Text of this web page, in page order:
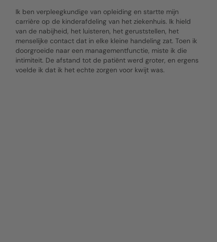
Ik ben verpleegkundige van opleiding en startte mijn
carrière op de kinderafdeling van het ziekenhuis. Ik hield
van de nabijheid, het luisteren, het geruststellen, het
menselijke contact dat in elke kleine handeling zat. Toen ik
doorgroeide naar een managementfunctie, miste ik die
intimiteit. De afstand tot de patiënt werd groter, en ergens
voelde ik dat ik het echte zorgen voor kwijt was.